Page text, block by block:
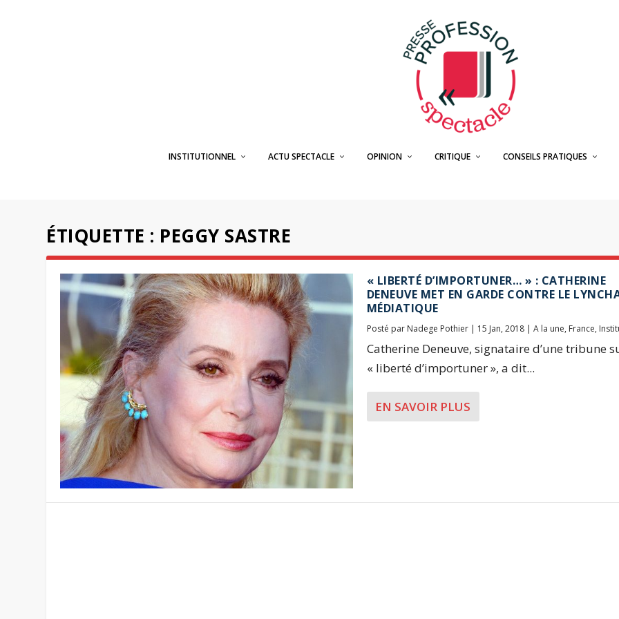
INSTITUTIONNEL ACTU SPECTACLE OPINION CRITIQUE CONSEILS PRATIQUES
ÉTIQUETTE : PEGGY SASTRE
« LIBERTÉ D’IMPORTUNER… » : CATHERINE
DENEUVE MET EN GARDE CONTRE LE
MÉDIATIQUE
Posté par Nadege Pothier| 15 Jan, 2018| A la une, France,
Catherine Deneuve, signataire d’une tribune
« liberté d’importuner », a dit...
EN SAVOIR PLUS